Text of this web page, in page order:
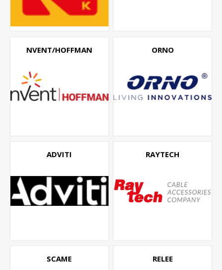
NVENT/HOFFMAN ORNO
ADVITI RAYTECH
SCAME RELEE